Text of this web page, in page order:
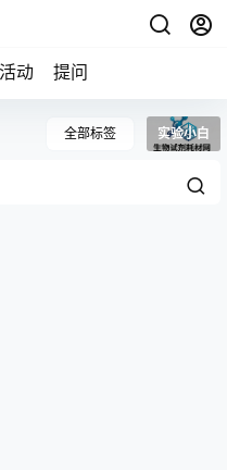
动 提问
全部标签 实验小白